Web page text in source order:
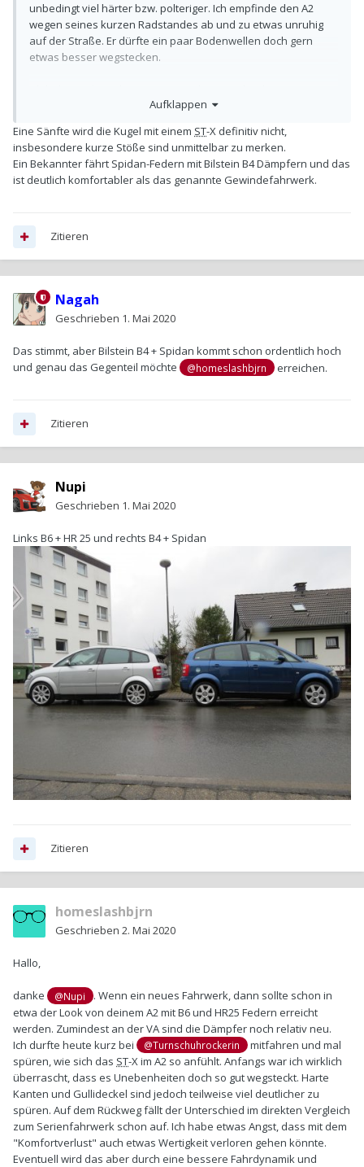
unbedingt viel härter bzw. polteriger. Ich empfinde den A2
wegen seines kurzen Radstandes ab und zu etwas unruhig
auf der Straße. Er dürfte ein paar Bodenwellen doch gern
etwas besser wegstecken.
Fahrwerksvarianten durchgelesen. Der "all time favourite" für
Bekanntenkreis habe ich dahingehend auch nur positives
Feedback bekommen. Der Preis für Fahrwerk, Anbauteile
(Schrauben, Domlager, Koppelstangen, etc.), evtl. Einbau,
Achsvermessung und Zulassung summieren sich doch aber
Aufklappen
Eine Sänfte wird die Kugel mit einem ST-X definitiv nicht,
insbesondere kurze Stöße sind unmittelbar zu merken.
Ein Bekannter fährt Spidan-Federn mit Bilstein B4 Dämpfern und das
ist deutlich komfortabler als das genannte Gewindefahrwerk.
Zitieren
Nagah
Geschrieben 1. Mai 2020
Das stimmt, aber Bilstein B4 + Spidan kommt schon ordentlich hoch
und genau das Gegenteil möchte
@homeslashbjrn erreichen.
Zitieren
Nupi
Geschrieben 1. Mai 2020
Links B6 + HR 25 und rechts B4 + Spidan
Zitieren
homeslashbjrn
Geschrieben 2. Mai 2020
Hallo,
danke @Nupi
. Wenn ein neues Fahrwerk, dann sollte schon in
etwa der Look von deinem A2 mit B6 und HR25 Federn erreicht
werden. Zumindest an der VA sind die Dämpfer noch relativ neu.
Ich durfte heute kurz bei
@Turnschuhrockerin
mitfahren und mal
spüren, wie sich das ST-X im A2 so anfühlt. Anfangs war ich wirklich
überrascht, dass es Unebenheiten doch so gut wegsteckt. Harte
Kanten und Gullideckel sind jedoch teilweise viel deutlicher zu
spüren. Auf dem Rückweg fällt der Unterschied im direkten Vergleich
zum Serienfahrwerk schon auf. Ich habe etwas Angst, dass mit dem
"Komfortverlust" auch etwas Wertigkeit verloren gehen könnte.
Eventuell wird das aber durch eine bessere Fahrdynamik und